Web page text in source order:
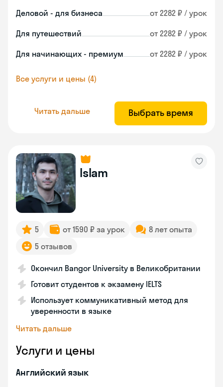
Деловой - для бизнеса от 2282 ₽ / урок
Для путешествий от 2282 ₽ / урок
Для начинающих - премиум от 2282 ₽ / урок
Все услуги и цены (4)
Читать дальше Выбрать время
Islam
5 от 1590 ₽ за урок
8 лет опыта
5 отзывов
Окончил Bangor University в Великобритании
Готовит студентов к экзамену IELTS
Использует коммуникативный метод для
уверенности в языке
Читать дальше
Услуги и цены
Английский язык